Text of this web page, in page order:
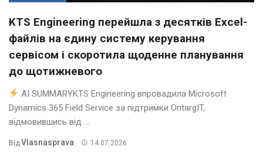
KTS Engineering перейшла з десятків Excel-
файлів на єдину систему керування
сервісом і скоротила щоденне планування
до щотижневого
AI SUMMARYKTS Engineering впровадила Microsoft
Dynamics 365 Field Service за підтримки OntargIT,
відмовившись від ...
Від Vlasnasprava 14.07.2026